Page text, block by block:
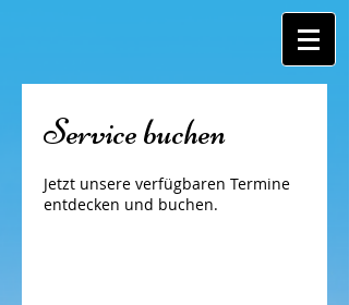
Service buchen
Jetzt unsere verfügbaren Termine
entdecken und buchen.